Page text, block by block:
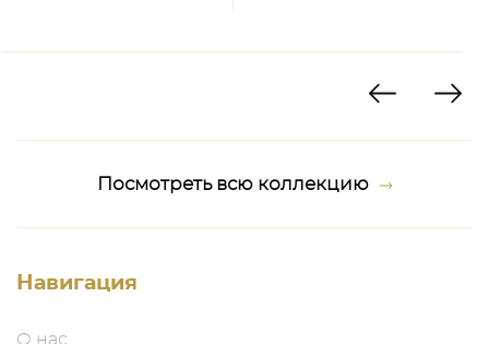
Посмотреть всю коллекцию
Навигация
О нас